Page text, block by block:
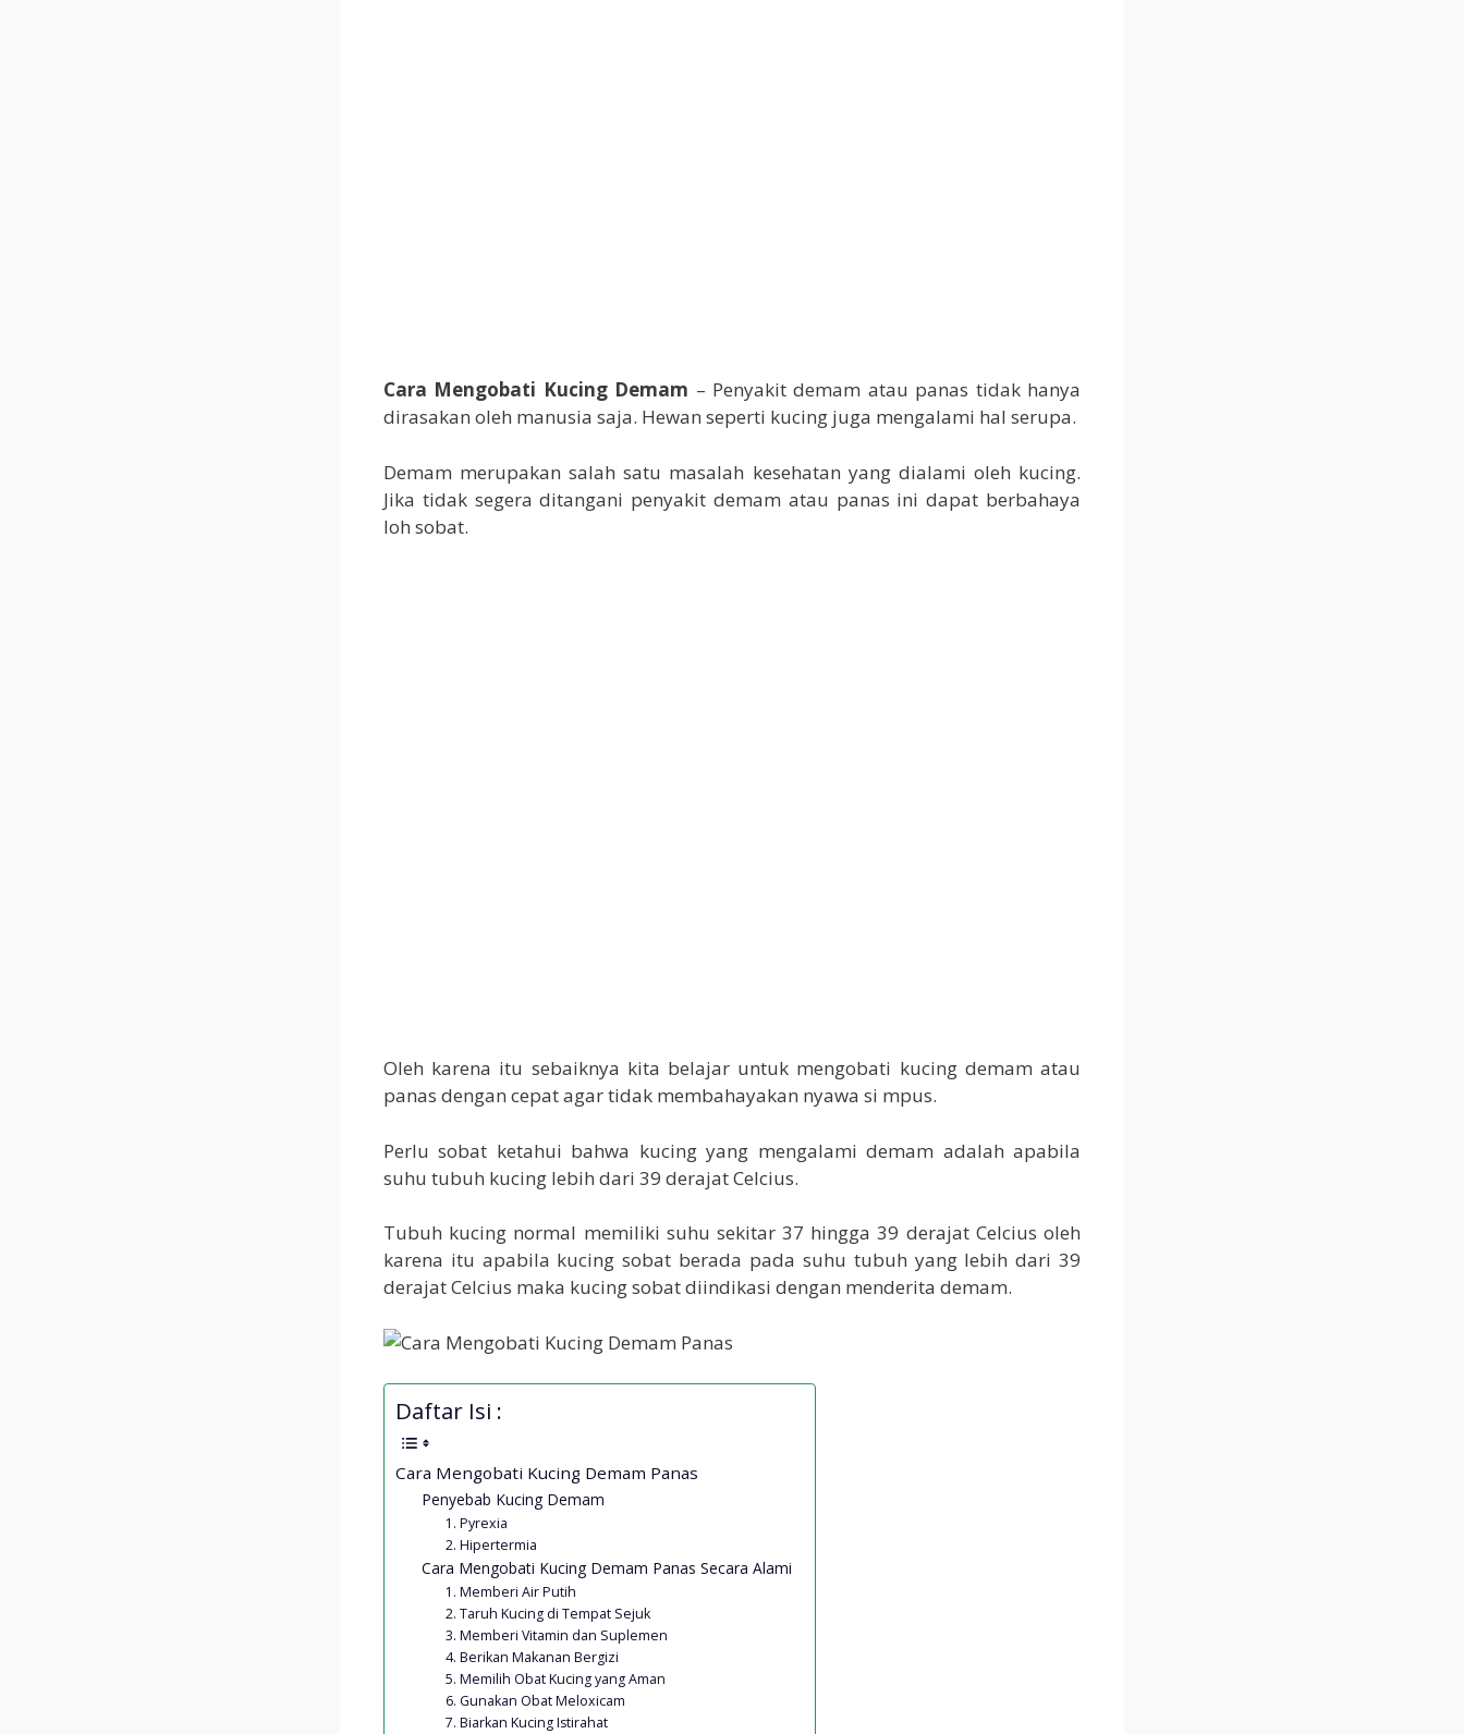
Cara Mengobati Kucing Demam – Penyakit demam atau panas tidak hanya
dirasakan oleh manusia saja. Hewan seperti kucing juga mengalami hal serupa.
Demam merupakan salah satu masalah kesehatan yang dialami oleh kucing.
Jika tidak segera ditangani penyakit demam atau panas ini dapat berbahaya
loh sobat.
Oleh karena itu sebaiknya kita belajar untuk mengobati kucing demam atau
panas dengan cepat agar tidak membahayakan nyawa si mpus.
Perlu sobat ketahui bahwa kucing yang mengalami demam adalah apabila
suhu tubuh kucing lebih dari 39 derajat Celcius.
Tubuh kucing normal memiliki suhu sekitar 37 hingga 39 derajat Celcius oleh
karena itu apabila kucing sobat berada pada suhu tubuh yang lebih dari 39
derajat Celcius maka kucing sobat diindikasi dengan menderita demam.
Daftar Isi :
Cara Mengobati Kucing Demam Panas
Penyebab Kucing Demam
1. Pyrexia
2. Hipertermia
Cara Mengobati Kucing Demam Panas Secara Alami
1. Memberi Air Putih
2. Taruh Kucing di Tempat Sejuk
3. Memberi Vitamin dan Suplemen
4. Berikan Makanan Bergizi
5. Memilih Obat Kucing yang Aman
6. Gunakan Obat Meloxicam
7. Biarkan Kucing Istirahat